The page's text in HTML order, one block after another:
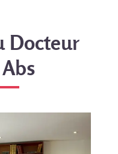
Docteur